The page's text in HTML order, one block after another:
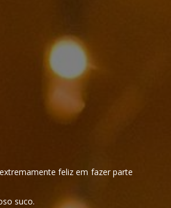
feliz em fazer parte
suco.